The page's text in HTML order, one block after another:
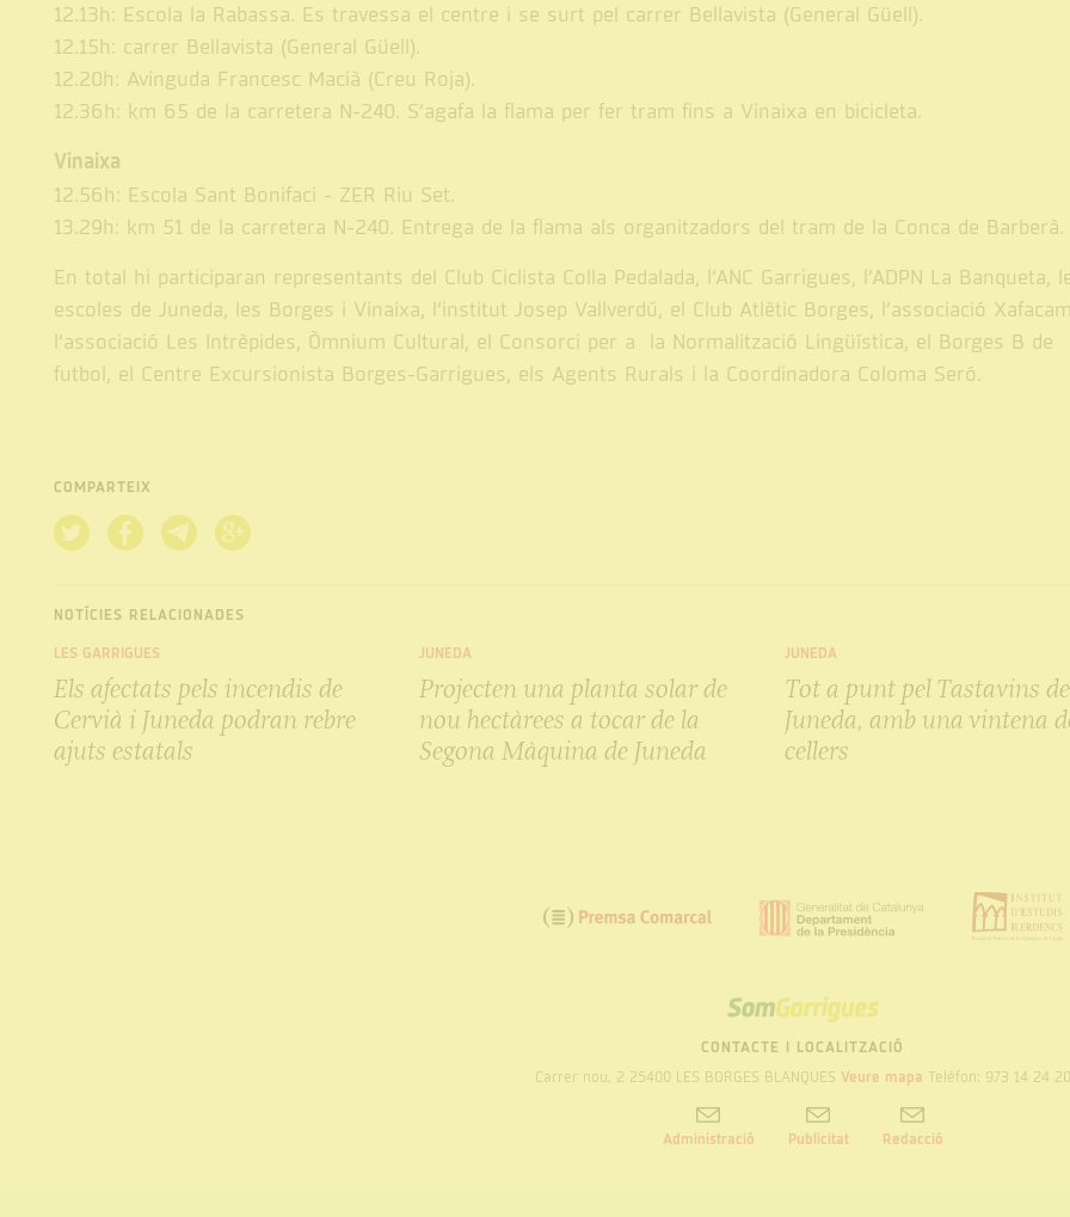
12.13h: Escola la Rabassa. Es travessa el centre i se surt pel carrer Bellavista (General Güell).
12.15h: carrer Bellavista (General Güell).
12.20h: Avinguda Francesc Macià (Creu Roja).
12.36h: km 65 de la carretera N-240. S’agafa la flama per fer tram fins a Vinaixa en bicicleta.
Vinaixa
12.56h: Escola Sant Bonifaci - ZER Riu Set.
13.29h: km 51 de la carretera N-240. Entrega de la flama als organitzadors del tram de la Conca de Barberà.
En total hi participaran representants del Club Ciclista Colla Pedalada, l’ANC Garrigues, l’ADPN La Banqueta,
escoles de Juneda, les Borges i Vinaixa, l’institut Josep Vallverdú, el Club Atlètic Borges, l’associació
l’associació Les Intrèpides, Òmnium Cultural, el Consorci per a la Normalització Lingüística, el Borges B de
futbol, el Centre Excursionista Borges-Garrigues, els Agents Rurals i la Coordinadora Coloma Seró.
COMPARTEIX
NOTÍCIES RELACIONADES
LES GARRIGUES
Els afectats pels incendis de
Cervià i Juneda podran rebre
ajuts estatals
JUNEDA
Projecten una planta solar de
nou hectàrees a tocar de la
Segona Màquina de Juneda
JUNEDA
Tot a punt pel Tastavins de
Juneda, amb una vintena
cellers
SOM
GARRIGUES
CONTACTE I LOCALITZACIÓ
Carrer nou, 2 25400 LES BORGES BLANQUES Veure mapa Telèfon: 973 14 24 20
Administració Publicitat Redacció